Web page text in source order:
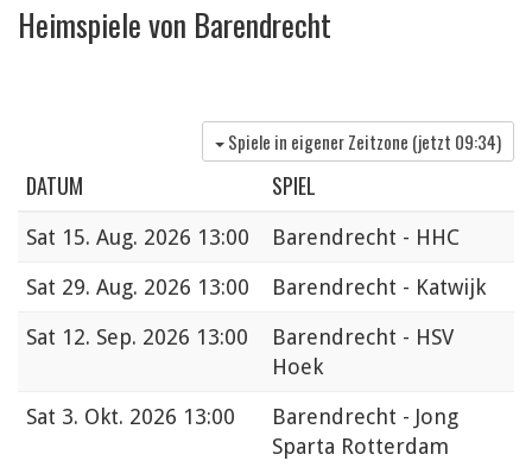
Heimspiele von Barendrecht
Spiele in eigener Zeitzone (jetzt 09:34)
DATUM SPIEL
Sat 15. Aug. 2026 13:00
Barendrecht - HHC
Sat 29. Aug. 2026 13:00
Barendrecht - Katwijk
Sat 12. Sep. 2026 13:00
Barendrecht - HSV
Hoek
Sat 3. Okt. 2026 13:00
Barendrecht - Jong
Sparta Rotterdam